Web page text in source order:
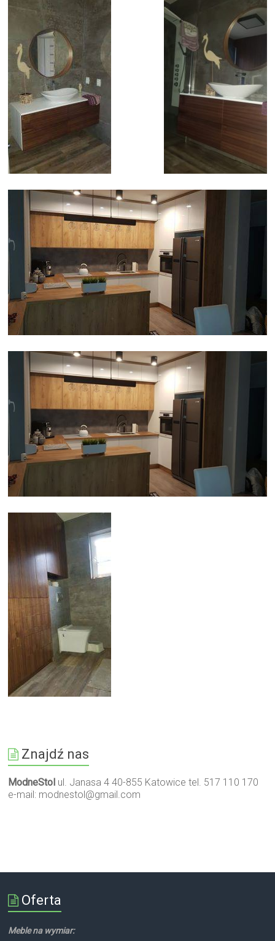
Znajdź nas
ModneStol ul. Janasa 4 40-855 Katowice tel. 517 110 170
e-mail: modnestol@gmail.com
Oferta
Meble na wymiar: